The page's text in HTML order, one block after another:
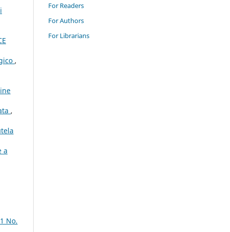
,
,
a
No.
For Readers
For Authors
For Librarians